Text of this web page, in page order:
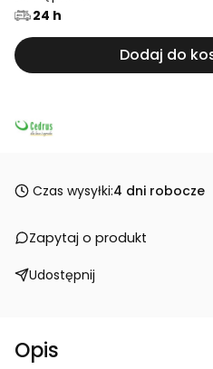
24 h
Dodaj do
Czas wysyłki:4 dni robocze
Zapytaj o produkt
Udostępnij
Opis